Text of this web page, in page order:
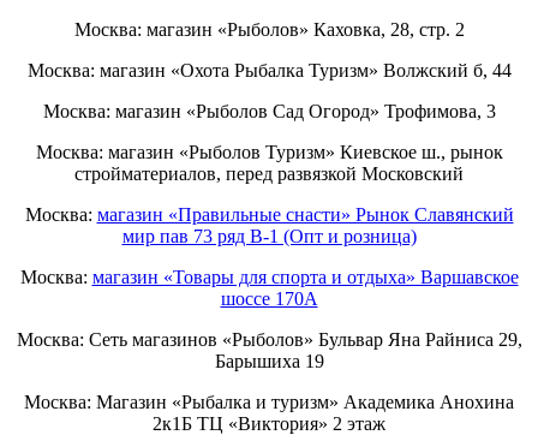
Москва: магазин «Рыболов» Каховка, 28, стр. 2
Москва: магазин «Охота Рыбалка Туризм» Волжский б, 44
Москва: магазин «Рыболов Сад Огород» Трофимова, 3
Москва: магазин «Рыболов Туризм» Киевское ш., рынок
стройматериалов, перед развязкой Московский
Москва: магазин «Правильные снасти» Рынок Славянский
мир пав 73 ряд B-1 (Опт и розница)
Москва: магазин «Товары для спорта и отдыха» Варшавское
шоссе 170А
Москва: Сеть магазинов «Рыболов» Бульвар Яна Райниса 29,
Барышиха 19
Москва: Магазин «Рыбалка и туризм» Академика Анохина
2к1Б ТЦ «Виктория» 2 этаж